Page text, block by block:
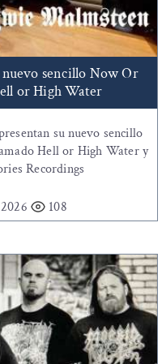
sencillo Now Or
or High Water
su nuevo sencillo
Hell or High Water y
Recordings
108